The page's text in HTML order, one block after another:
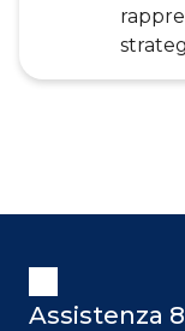
DPO,
Assistenza